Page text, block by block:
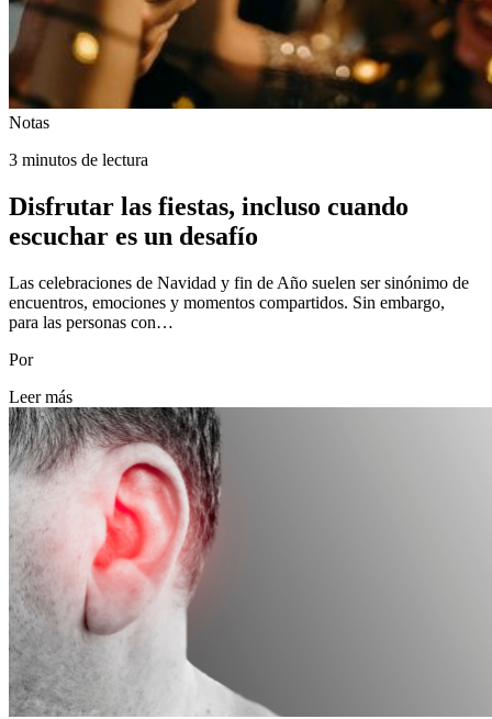
Notas
3 minutos de lectura
Disfrutar las fiestas, incluso cuando
escuchar es un desafío
Las celebraciones de Navidad y fin de Año suelen ser sinónimo de
encuentros, emociones y momentos compartidos. Sin embargo,
para las personas con…
Por
Leer más